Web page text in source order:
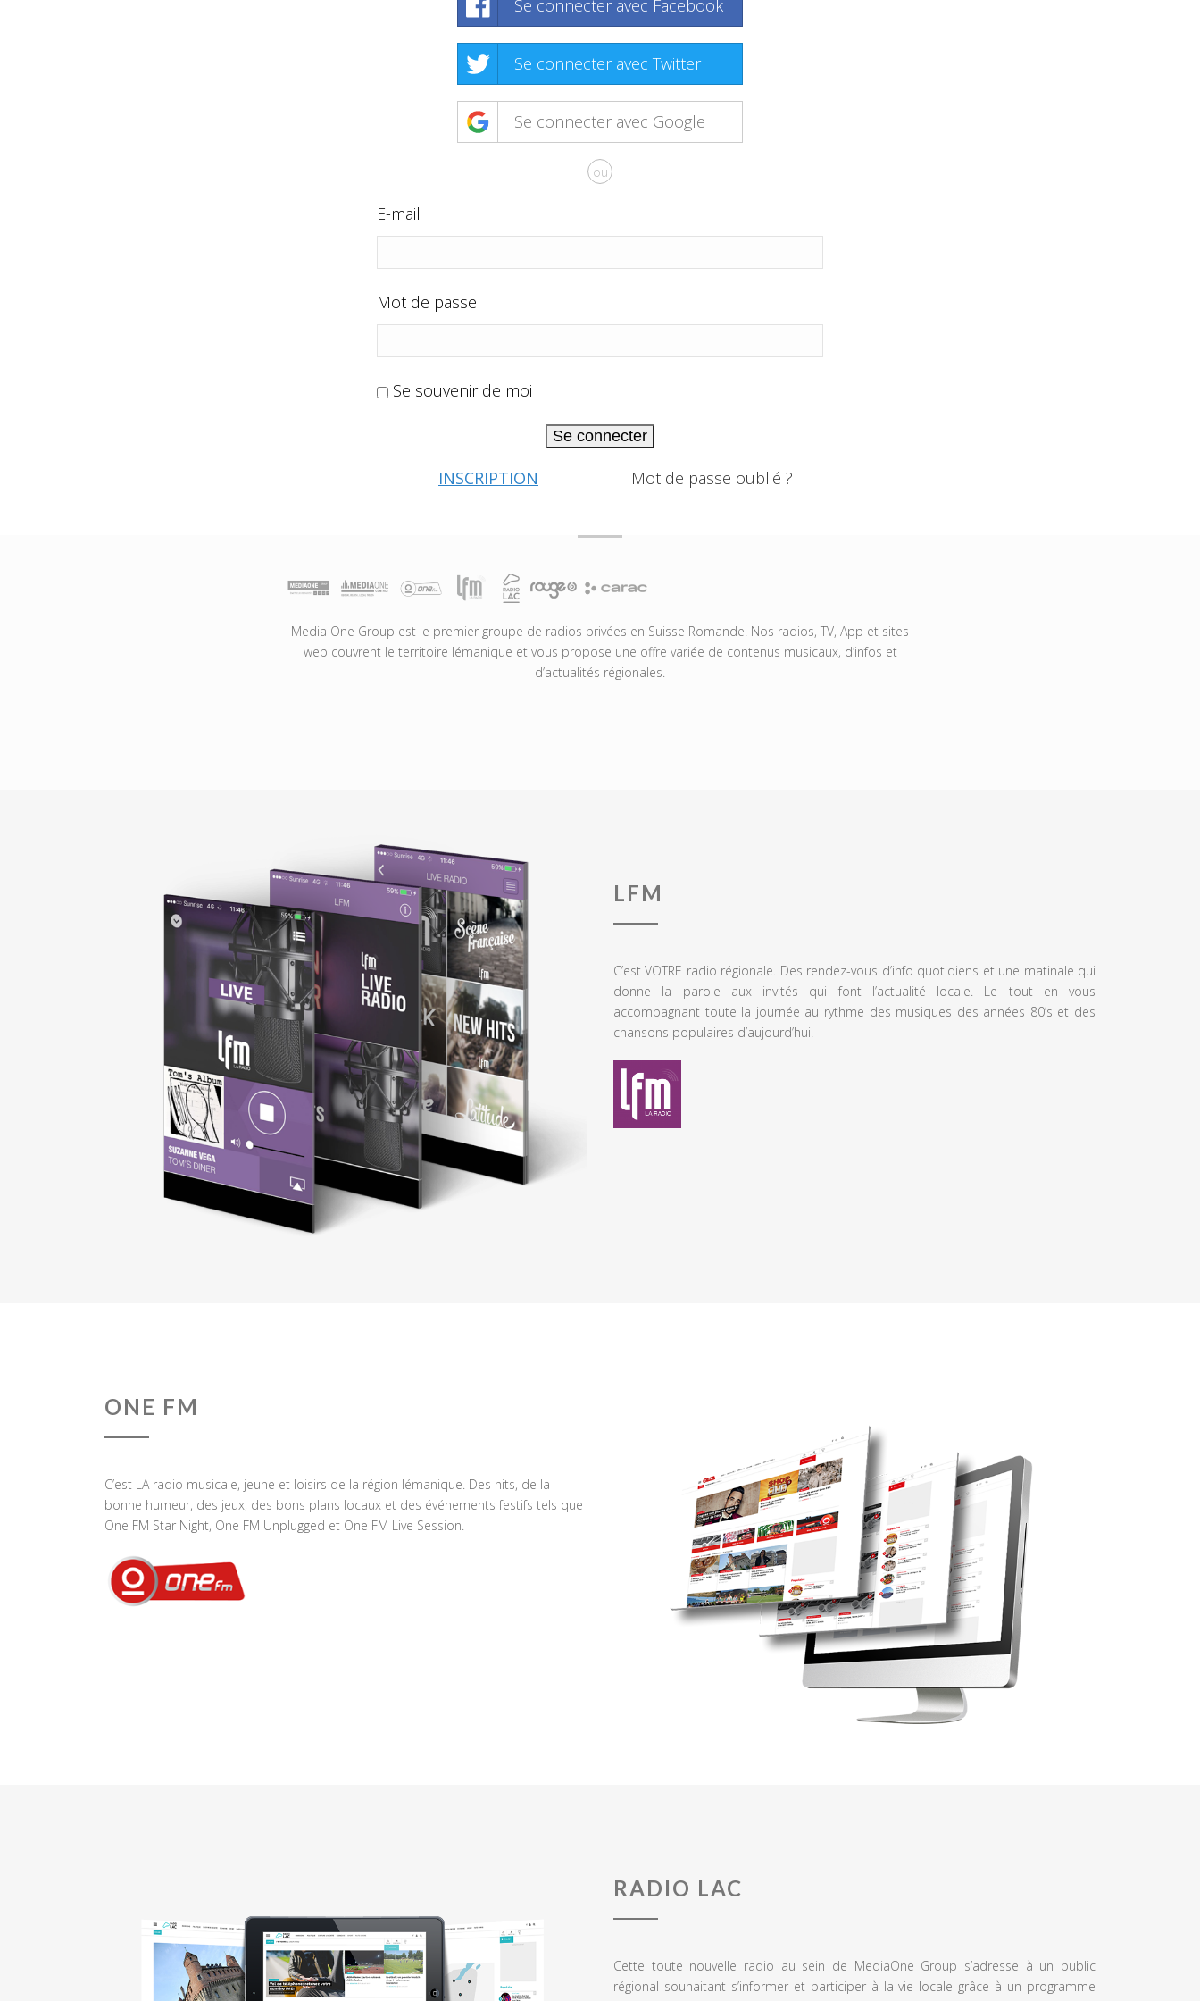
Se connecter avec Facebook
Se connecter avec Twitter
Se connecter avec Google
ou
E-mail
Mot de passe
Se souvenir de moi
Se connecter
INSCRIPTION Mot de passe oublié ?
Media One Group est le premier groupe de radios privées en Suisse Romande. Nos radios, TV, App et sites
web couvrent le territoire lémanique et vous propose une offre variée de contenus musicaux, d’infos et
d’actualités régionales.
LFM
C’est VOTRE radio régionale. Des rendez-vous d’info quotidiens et une matinale qui
donne la parole aux invités qui font l’actualité locale. Le tout en vous
accompagnant toute la journée au rythme des musiques des années 80’s et des
chansons populaires d’aujourd’hui.
ONE FM
C’est LA radio musicale, jeune et loisirs de la région lémanique. Des hits, de la
bonne humeur, des jeux, des bons plans locaux et des événements festifs tels que
One FM Star Night, One FM Unplugged et One FM Live Session.
RADIO LAC
Cette toute nouvelle radio au sein de MediaOne Group s’adresse à un public
régional souhaitant s’informer et participer à la vie locale grâce à un programme